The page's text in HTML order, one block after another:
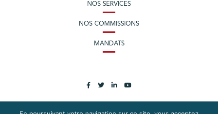
NOS SERVICES
NOS COMMISSIONS
MANDATS